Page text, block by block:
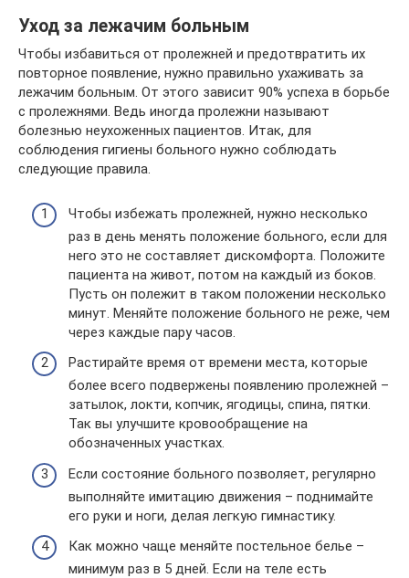
Уход за лежачим больным
Чтобы избавиться от пролежней и предотвратить их
повторное появление, нужно правильно ухаживать за
лежачим больным. От этого зависит 90% успеха в борьбе
с пролежнями. Ведь иногда пролежни называют
болезнью неухоженных пациентов. Итак, для
соблюдения гигиены больного нужно соблюдать
следующие правила.
Чтобы избежать пролежней, нужно несколько
раз в день менять положение больного, если для
него это не составляет дискомфорта. Положите
пациента на живот, потом на каждый из боков.
Пусть он полежит в таком положении несколько
минут. Меняйте положение больного не реже, чем
через каждые пару часов.
Растирайте время от времени места, которые
более всего подвержены появлению пролежней –
затылок, локти, копчик, ягодицы, спина, пятки.
Так вы улучшите кровообращение на
обозначенных участках.
Если состояние больного позволяет, регулярно
выполняйте имитацию движения – поднимайте
его руки и ноги, делая легкую гимнастику.
Как можно чаще меняйте постельное белье –
минимум раз в 5 дней. Если на теле есть